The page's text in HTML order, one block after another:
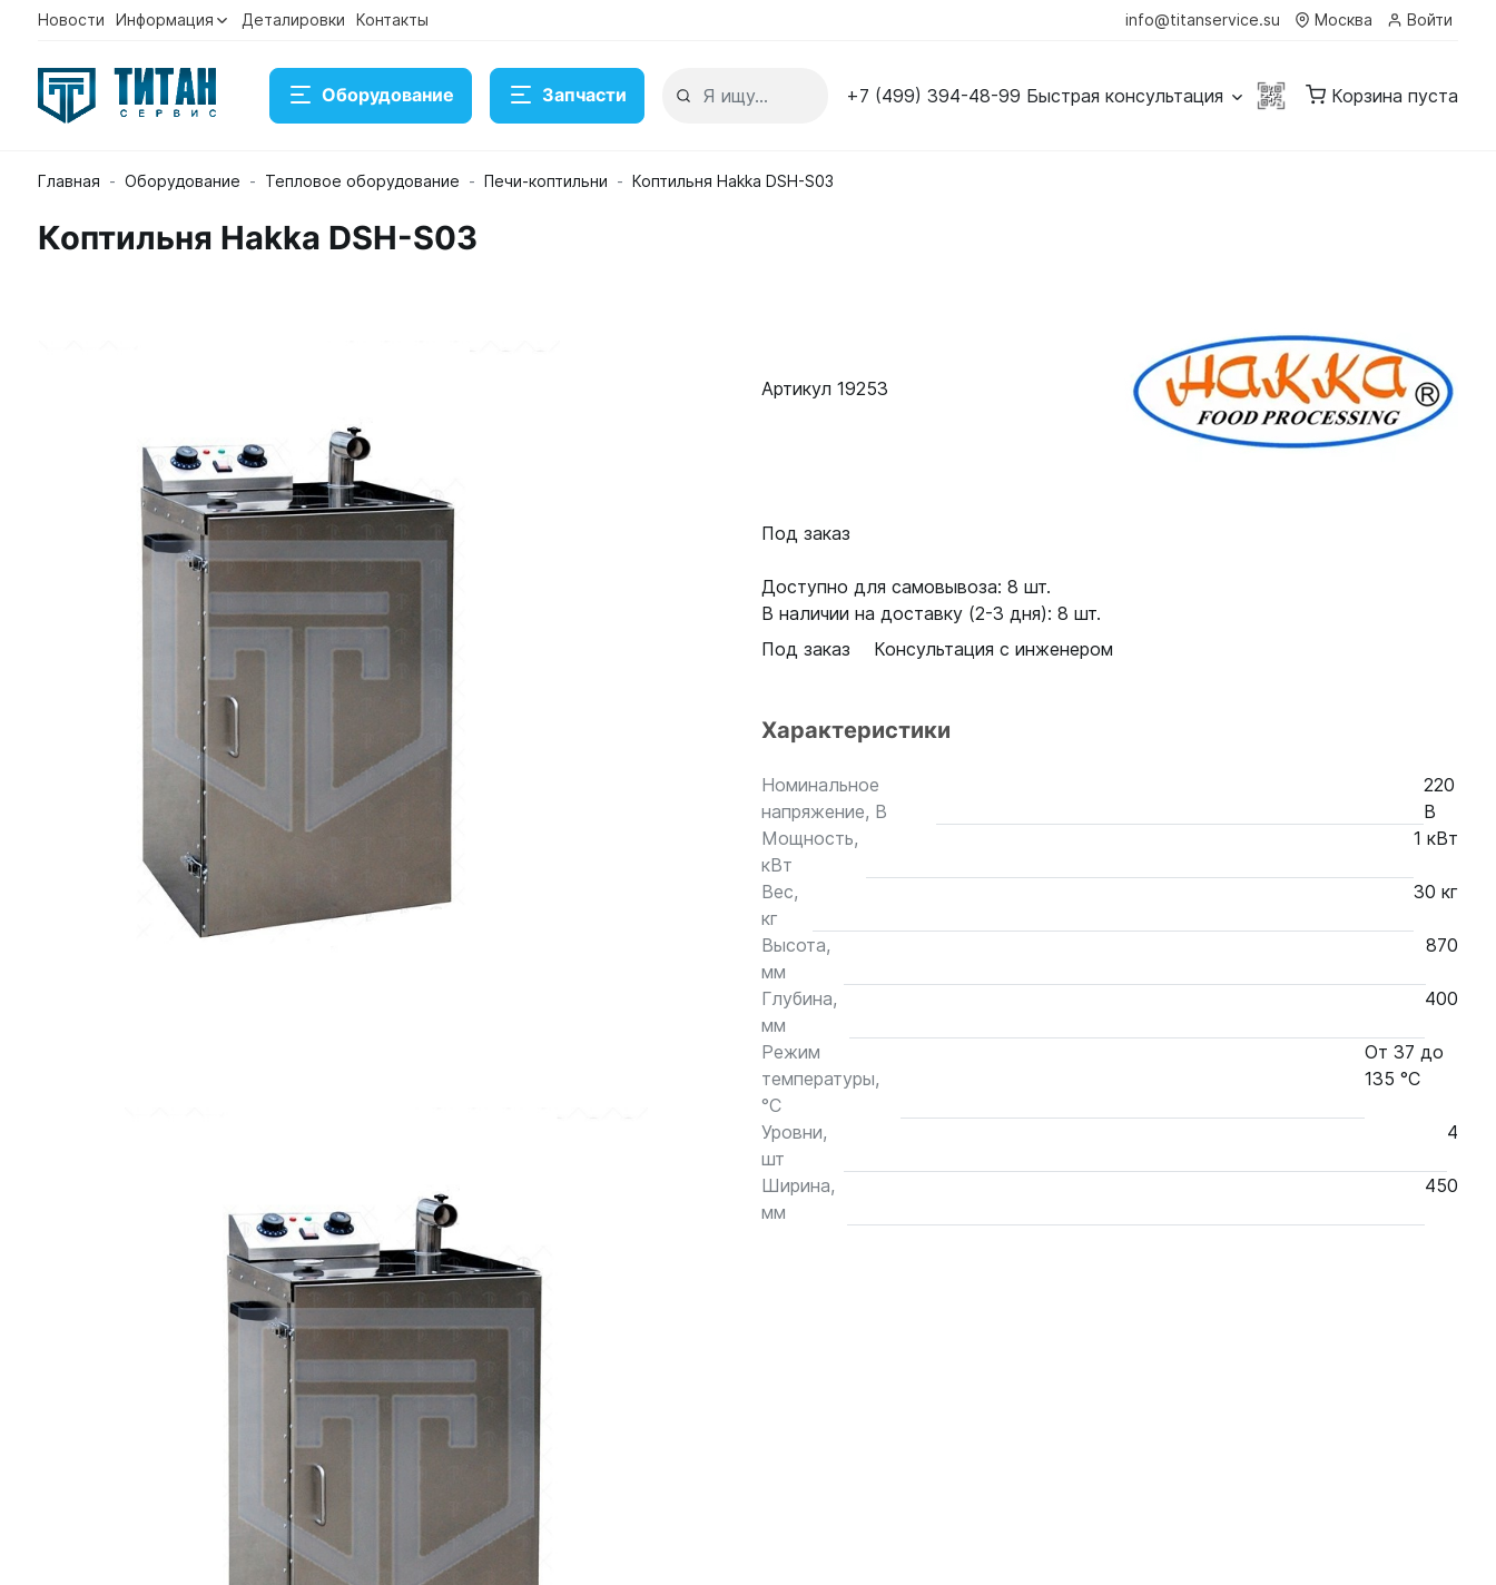
Новости Информация Деталировки Контакты info@titanservice.su Москва Войти
Оборудование Запчасти +7 (499) 394-48-99 Быстрая консультация Корзина пуста
Главная Оборудование Тепловое оборудование Печи-коптильни Коптильня Hakka DSH-S03
Коптильня Hakka DSH-S03
Артикул 19253
Под заказ
Доступно для самовывоза: 8 шт.
В наличии на доставку (2-3 дня): 8 шт.
Под заказ
Консультация с инженером
Характеристики
Номинальное
напряжение, В
220
В
Мощность,
кВт
1 кВт
Вес,
кг
30 кг
Высота,
мм
870
Глубина,
мм
400
Режим
температуры,
°С
От 37 до
135 °С
Уровни,
шт
4
Ширина,
мм
450